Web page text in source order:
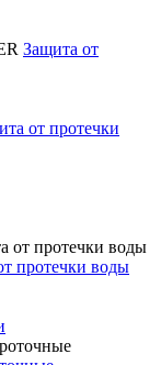
Защита от
от протечки
протечки воды